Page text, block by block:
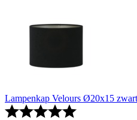
Lampenkap Velours Ø20x15 zwart